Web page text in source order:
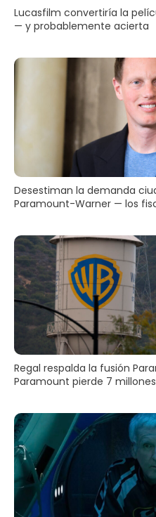
Lucasfilm convertiría la
— y probablemente acierta
Desestiman la demanda
Paramount-Warner — los
Regal respalda la fusión
Paramount pierde 7